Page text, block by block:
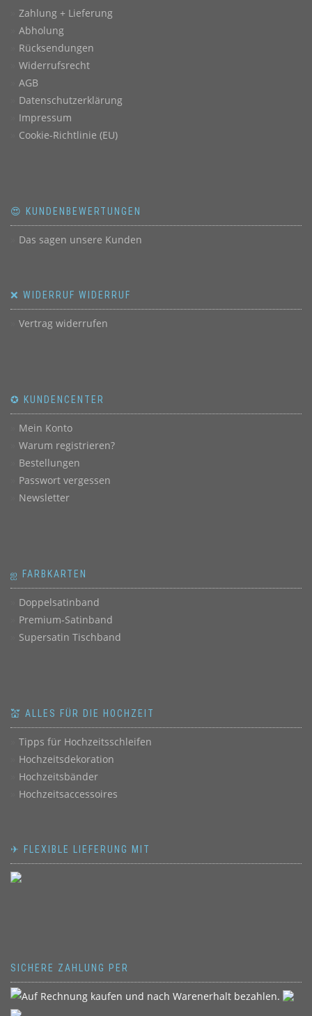
Zahlung + Lieferung
Abholung
Rücksendungen
Widerrufsrecht
AGB
Datenschutzerklärung
Impressum
Cookie-Richtlinie (EU)
😍 KUNDENBEWERTUNGEN
Das sagen unsere Kunden
❌ WIDERRUF WIDERRUF
Vertrag widerrufen
✪ KUNDENCENTER
Mein Konto
Warum registrieren?
Bestellungen
Passwort vergessen
Newsletter
ஐ FARBKARTEN
Doppelsatinband
Premium-Satinband
Supersatin Tischband
💒 ALLES FÜR DIE HOCHZEIT
Tipps für Hochzeitsschleifen
Hochzeitsdekoration
Hochzeitsbänder
Hochzeitsaccessoires
✈ FLEXIBLE LIEFERUNG MIT
SICHERE ZAHLUNG PER